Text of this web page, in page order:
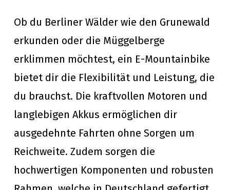
Ob du Berliner Wälder wie den Grunewald
erkunden oder die Müggelberge
erklimmen möchtest, ein E-Mountainbike
bietet dir die Flexibilität und Leistung, die
du brauchst. Die kraftvollen Motoren und
langlebigen Akkus ermöglichen dir
ausgedehnte Fahrten ohne Sorgen um
Reichweite. Zudem sorgen die
hochwertigen Komponenten und robusten